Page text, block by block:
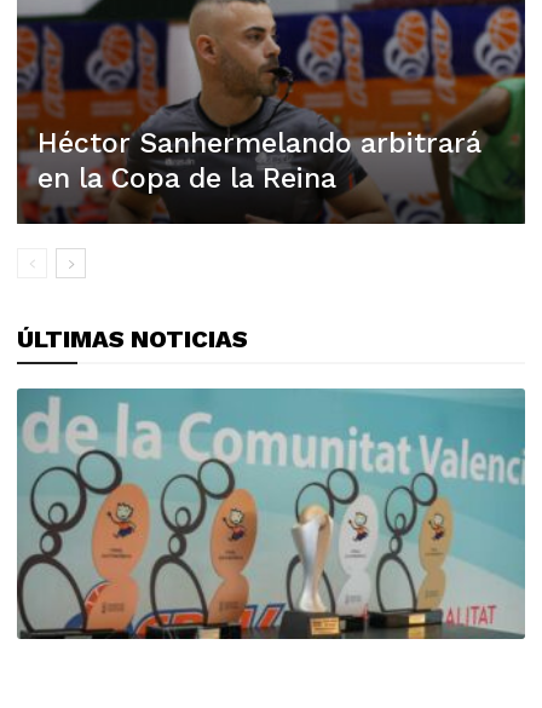
Héctor Sanhermelando arbitrará
en la Copa de la Reina
ÚLTIMAS NOTICIAS